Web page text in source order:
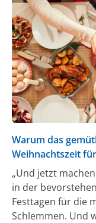
Warum das
Weihnachtszeit
„Und jetzt
in der
Festtagen für die
Schlemmen. Und